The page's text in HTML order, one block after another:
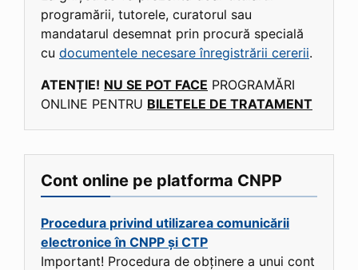
programării, tutorele, curatorul sau
mandatarul desemnat prin procură specială
cu documentele necesare înregistrării cererii.
ATENȚIE! NU SE POT FACE PROGRAMĂRI
ONLINE PENTRU BILETELE DE TRATAMENT
Cont online pe platforma CNPP
Procedura privind utilizarea comunicării
electronice în CNPP și CTP
Important! Procedura de obținere a unui cont